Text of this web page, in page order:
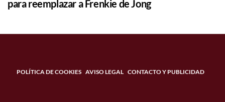
para reemplazar a Frenkie de Jong
POLÍTICA DE COOKIES AVISO LEGAL CONTACTO Y PUBLICIDAD